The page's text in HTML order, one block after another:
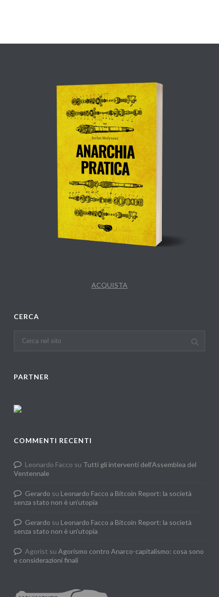
ACQUISTA
CERCA
PARTNER
COMMENTI RECENTI
Leonardo Facco su Tutti gli interventi dell’Assemblea del
Ventennale
Gerardo su Leonardo Facco a Bitcoin Report: la società
senza stato non è un’utopia
Gerardo su Leonardo Facco a Bitcoin Report: la società
senza stato non è un’utopia
Agorist suAgorismo contro Anarco-capitalismo: cosa sono
e considerazioni finali